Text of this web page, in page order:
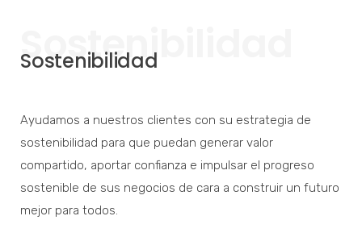
Sostenibilidad
Sostenibilidad
Ayudamos a nuestros clientes con su estrategia de
sostenibilidad para que puedan generar valor
compartido, aportar confianza e impulsar el progreso
sostenible de sus negocios de cara a construir un futuro
mejor para todos.